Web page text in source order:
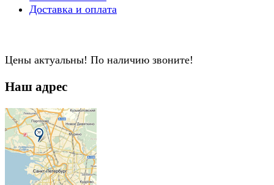
Доставка и оплата
Цены актуальны! По наличию звоните!
Наш адрес